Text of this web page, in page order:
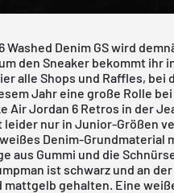
Washed Denim GS wird
den Sneaker bekommt ihr
alle Shops und Raffles, bei
Jahr eine große Rolle
Air Jordan 6 Retros in der
nur in Junior-Größen
Denim-Grundmaterial
aus Gummi und die
ist schwarz und an
mattgelb gehalten. Eine